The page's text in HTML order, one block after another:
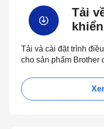
Tải
Tải và cài đặt trình
cho sản phẩm Brother